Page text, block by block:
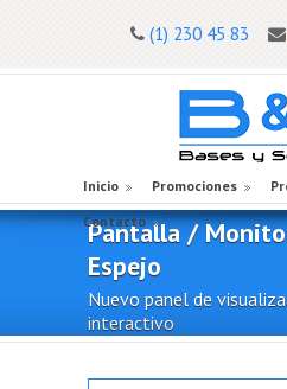
(1) 230 45 83
Inicio Promociones
Contacto
Pantalla /
Espejo
Nuevo panel de
interactivo